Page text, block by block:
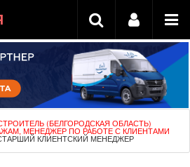
(БЕЛГОРОДСКАЯ ОБЛАСТЬ)
МЕНЕДЖЕР ПО РАБОТЕ С КЛИЕНТАМИ
КЛИЕНТСКИЙ МЕНЕДЖЕР